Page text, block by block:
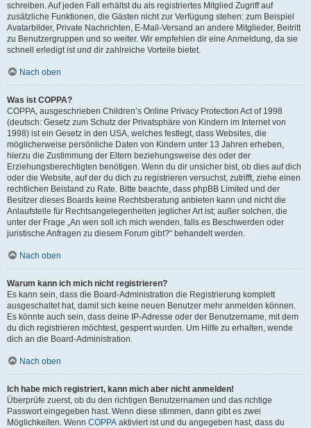
schreiben. Auf jeden Fall erhältst du als registriertes Mitglied Zugriff auf
zusätzliche Funktionen, die Gästen nicht zur Verfügung stehen: zum Beispiel
Avatarbilder, Private Nachrichten, E-Mail-Versand an andere Mitglieder, Beitritt
zu Benutzergruppen und so weiter. Wir empfehlen dir eine Anmeldung, da sie
schnell erledigt ist und dir zahlreiche Vorteile bietet.
Nach oben
Was ist COPPA?
COPPA, ausgeschrieben Children’s Online Privacy Protection Act of 1998
(deutsch: Gesetz zum Schutz der Privatsphäre von Kindern im Internet von
1998) ist ein Gesetz in den USA, welches festlegt, dass Websites, die
möglicherweise persönliche Daten von Kindern unter 13 Jahren erheben,
hierzu die Zustimmung der Eltern beziehungsweise des oder der
Erziehungsberechtigten benötigen. Wenn du dir unsicher bist, ob dies auf dich
oder die Website, auf der du dich zu registrieren versuchst, zutrifft, ziehe einen
rechtlichen Beistand zu Rate. Bitte beachte, dass phpBB Limited und der
Besitzer dieses Boards keine Rechtsberatung anbieten kann und nicht die
Anlaufstelle für Rechtsangelegenheiten jeglicher Art ist; außer solchen, die
unter der Frage „An wen soll ich mich wenden, falls es Beschwerden oder
juristische Anfragen zu diesem Forum gibt?“ behandelt werden.
Nach oben
Warum kann ich mich nicht registrieren?
Es kann sein, dass die Board-Administration die Registrierung komplett
ausgeschaltet hat, damit sich keine neuen Benutzer mehr anmelden können.
Es könnte auch sein, dass deine IP-Adresse oder der Benutzername, mit dem
du dich registrieren möchtest, gesperrt wurden. Um Hilfe zu erhalten, wende
dich an die Board-Administration.
Nach oben
Ich habe mich registriert, kann mich aber nicht anmelden!
Überprüfe zuerst, ob du den richtigen Benutzernamen und das richtige
Passwort eingegeben hast. Wenn diese stimmen, dann gibt es zwei
Möglichkeiten. Wenn COPPA aktiviert ist und du angegeben hast, dass du